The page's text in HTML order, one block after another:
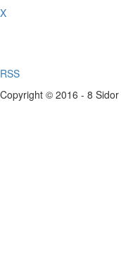
X
RSS
Copyright © 2016 - 8 Sidor